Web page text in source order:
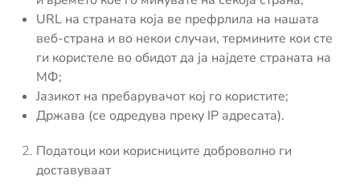
URL на страната која ве префрлила на нашата
веб-страна и во некои случаи, термините кои сте
ги користеле во обидот да ја најдете страната на
МФ;
Јазикот на пребарувачот кој го користите;
Држава (се одредува преку IP адресата).
Податоци кои корисниците доброволно ги
доставуваат